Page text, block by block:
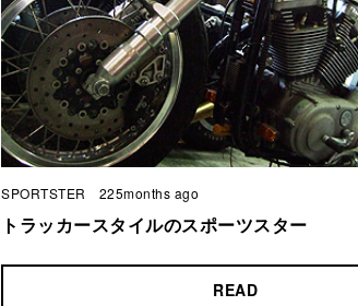
SPORTSTER 225months ago
トラッカースタイルのスポーツスター
READ